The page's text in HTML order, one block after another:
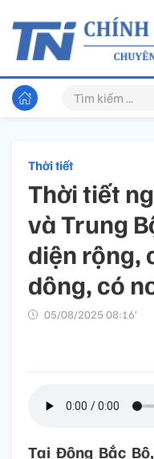
Thời tiết
Thời tiết
và Trung
diện rộng,
dông, có
05/08/2025 08:16’
Tại Đông Bắc